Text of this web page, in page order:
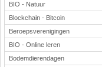
BIO - Natuur
Blockchain - Bitcoin
Beroepsverenigingen
BIO - Online leren
Bodemdierendagen